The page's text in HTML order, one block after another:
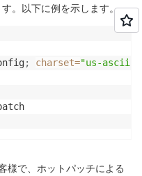
。以下に例を示します。
; charset="us-ascii"
様で、ホットパッチによる